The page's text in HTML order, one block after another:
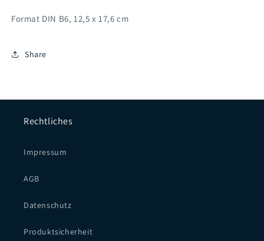
Format DIN B6, 12,5 x 17,6 cm
Share
Rechtliches
Impressum
AGB
Datenschutz
Produktsicherheit